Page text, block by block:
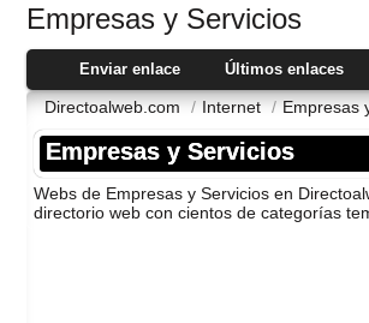
Empresas y Servicios
Enviar enlace Últimos enlaces
Directoalweb.com / Internet / Empresas
Empresas y Servicios
Webs de Empresas y Servicios en
directorio web con cientos de categorí­as